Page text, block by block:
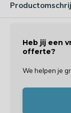
Heb jij een
offerte?
We helpen je